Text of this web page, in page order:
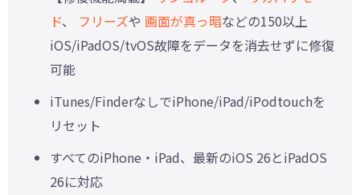
ド、 フリーズや 画面が真っ暗などの150以上
iOS/iPadOS/tvOS故障をデータを消去せずに修復
可能
iTunes/FinderなしでiPhone/iPad/iPodtouchを
リセット
すべてのiPhone・iPad、最新のiOS 26とiPadOS
26に対応